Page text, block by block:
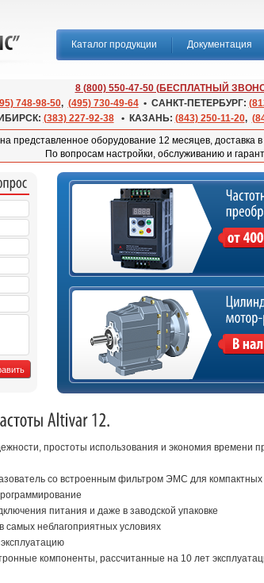
Каталог продукции Документация
8 (800) 550-47-50 (БЕСПЛАТНЫЙ
748-98-50, (495) 730-49-64• САНКТ-ПЕТЕРБУРГ:
(383) 227-92-38• КАЗАНЬ: (843) 250-11-20,
представленное оборудование 12 месяцев, доставка
По вопросам настройки, обслуживанию и
простоты использования и экономия времени
со встроенным фильтром ЭМС для
питания и даже в заводской упаковке
самых неблагоприятных условиях
компоненты, рассчитанные на 10 лет